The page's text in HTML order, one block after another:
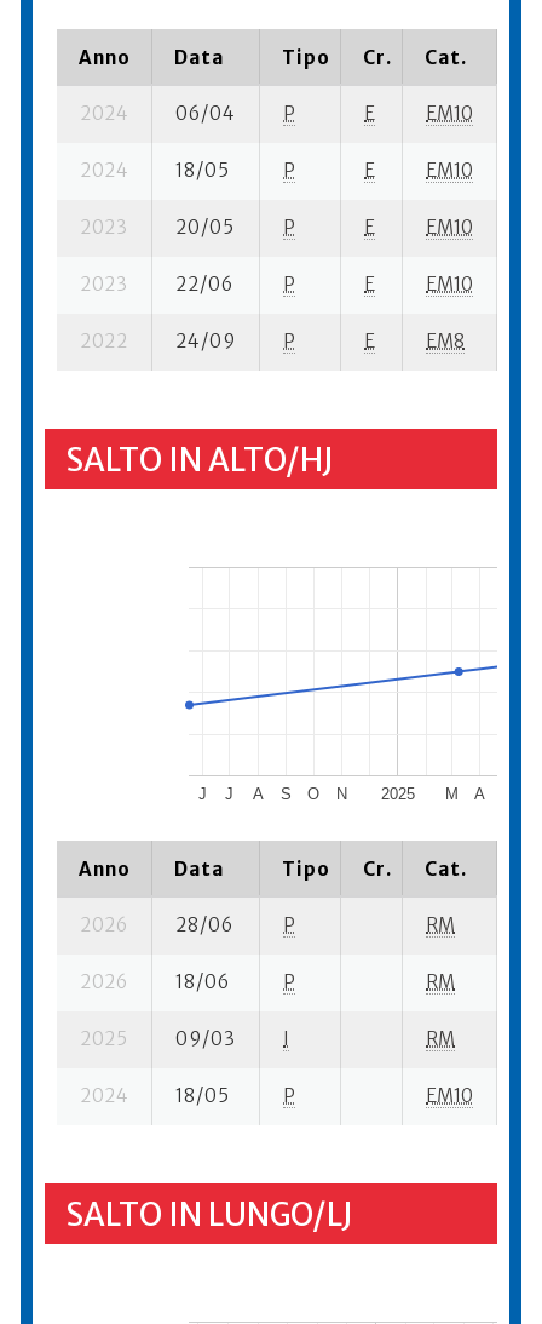
Anno Data Tipo Cr. Cat.
2024 06/04 P E EM10
2024 18/05 P E EM10
2023 20/05 P E EM10
2023 22/06 P E EM10
2022 24/09 P E EM8
SALTO IN ALTO/HJ
2025
J J A S O N M A
Anno Data Tipo Cr. Cat.
2026 28/06 P RM
2026 18/06 P RM
2025 09/03 I RM
2024 18/05 P EM10
SALTO IN LUNGO/LJ